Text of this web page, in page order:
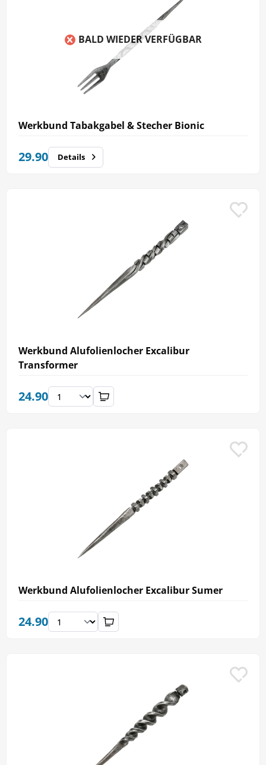
BALD WIEDER VERFÜGBAR
Werkbund Tabakgabel & Stecher Bionic
29.90 Details
Werkbund Alufolienlocher Excalibur
Transformer
24.90
Werkbund Alufolienlocher Excalibur Sumer
24.90